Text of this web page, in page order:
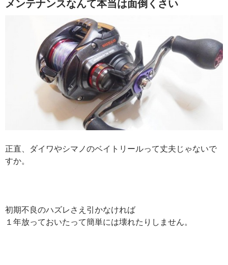
メンテナンスなんて本当は面倒くさい
正直、ダイワやシマノのベイトリールって丈夫じゃないで
すか。
初期不良のハズレさえ引かなければ
１年放っておいたって簡単には壊れたりしません。